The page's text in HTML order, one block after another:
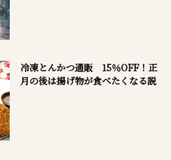
冷凍とんかつ通販 15％OFF！正
月の後は揚げ物が食べたくなる説